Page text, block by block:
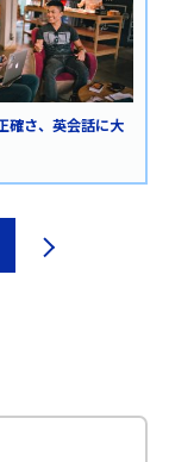
確さ、英会話に大